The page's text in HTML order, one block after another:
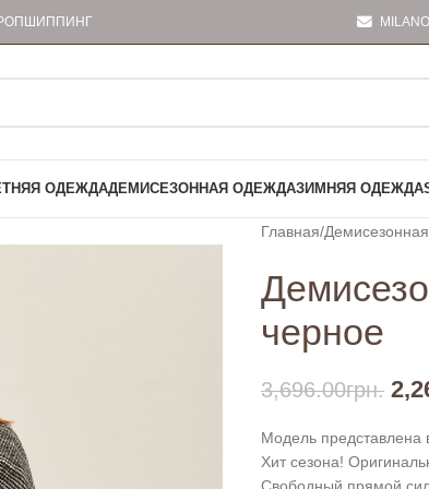
ОДЕЖДАДЕМИСЕЗОННАЯ ОДЕЖДАЗИМНЯЯ ОДЕЖДА
Главная
черное
3,696.00грн.
Модель представлена
Хит сезона!